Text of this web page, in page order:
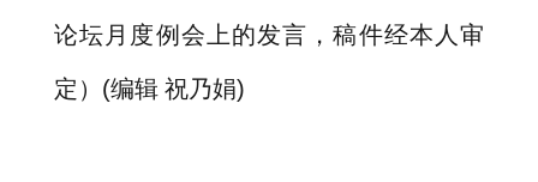
论坛月度例会上的发言，稿件经本人审
定） (编辑 祝乃娟)